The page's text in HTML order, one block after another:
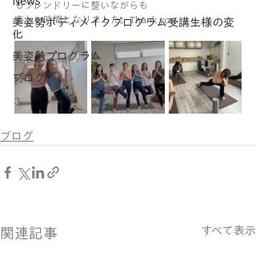
美姿勢ボディメイクプログラム受講生様の変
化
美姿勢プログラム
ブログ
もフレンドリーに整いながらも
楽しい時間となりました。Thank you
ブログ
関連記事 すべて表示